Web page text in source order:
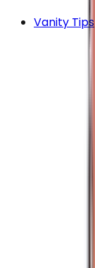
Vanity Tips